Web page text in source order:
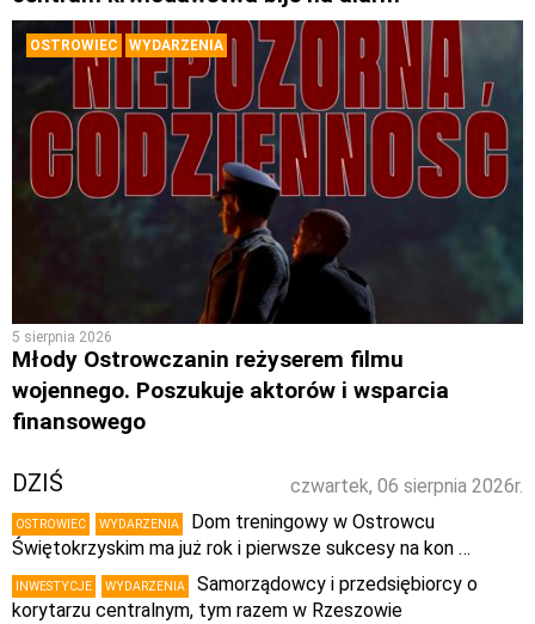
OSTROWIEC WYDARZENIA
5 sierpnia 2026
Młody Ostrowczanin reżyserem filmu
wojennego. Poszukuje aktorów i wsparcia
finansowego
czwartek, 06 sierpnia 2026r.
DZIŚ
OSTROWIEC WYDARZENIA
Dom treningowy w Ostrowcu
Świętokrzyskim ma już rok i pierwsze sukcesy na kon …
INWESTYCJE WYDARZENIA
Samorządowcy i przedsiębiorcy o
korytarzu centralnym, tym razem w Rzeszowie